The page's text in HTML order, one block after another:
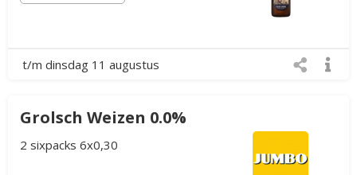
t/m dinsdag 11 augustus
Grolsch Weizen 0.0%
2 sixpacks 6x0,30